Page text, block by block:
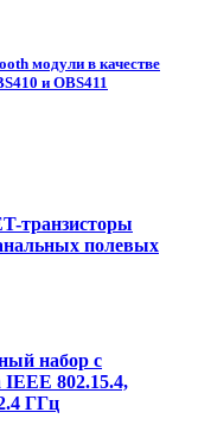
модули в качестве
и OBS411
транзисторы
полевых
набор с
IEEE 802.15.4,
ГГц